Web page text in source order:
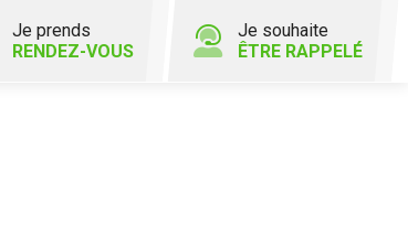
Je prends
RENDEZ-VOUS
Je souhaite
ÊTRE RAPPELÉ